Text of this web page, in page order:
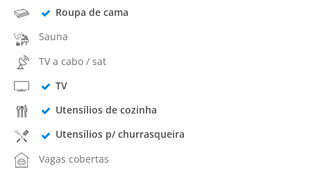
Roupa de cama
Sauna
TV a cabo / sat
TV
Utensílios de cozinha
Utensílios p/ churrasqueira
Vagas cobertas